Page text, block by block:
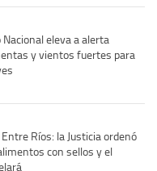
eleva a alerta
y vientos fuertes para
Ríos: la Justicia ordenó
con sellos y el